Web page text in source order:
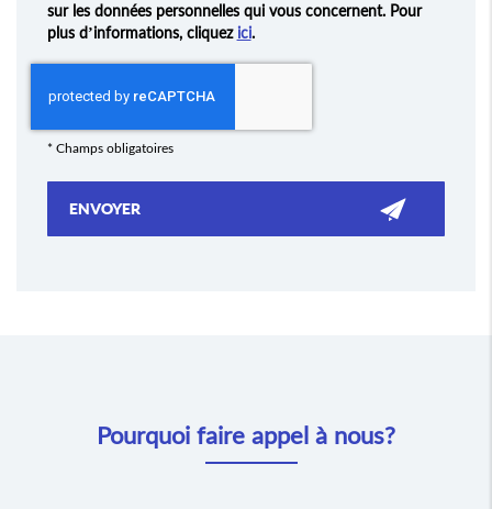
sur les données personnelles qui vous concernent. Pour
plus d’informations, cliquezici.
* Champs obligatoires
Pourquoi faire appel à nous?